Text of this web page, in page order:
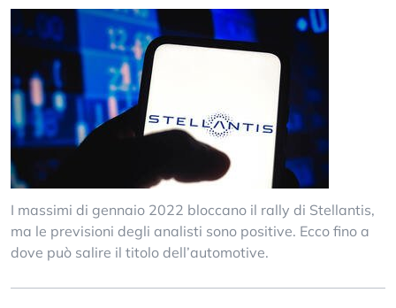
I massimi di gennaio 2022 bloccano il rally di Stellantis,
ma le previsioni degli analisti sono positive. Ecco fino a
dove può salire il titolo dell’automotive.